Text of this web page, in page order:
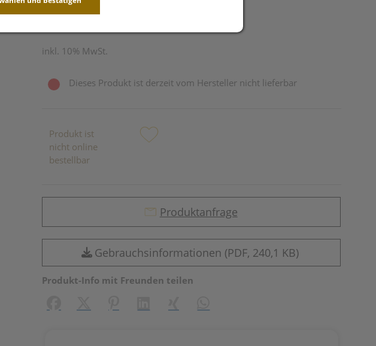
inkl. 10% MwSt.
Dieses Produkt ist derzeit vom Hersteller nicht lieferbar
Produkt ist
nicht online
bestellbar
Produktanfrage
Gebrauchsinformationen (PDF, 240,1 KB)
Produkt-Info mit Freunden teilen